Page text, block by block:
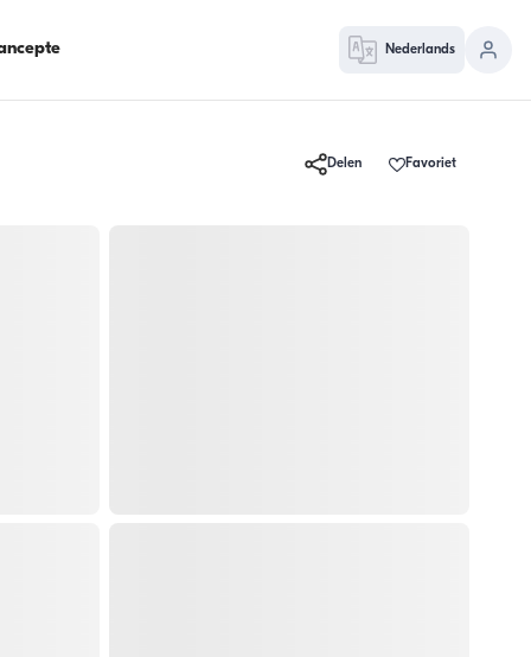
Nederlands
Delen Favoriet